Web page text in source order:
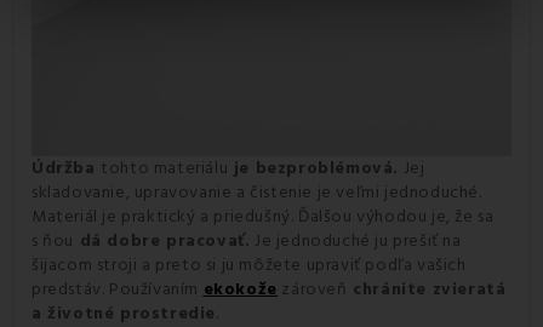
Údržba tohto materiálu je bezproblémová. Jej
skladovanie, upravovanie a čistenie je veľmi jednoduché.
Materiál je praktický a priedušný. Ďalšou výhodou je, že sa
s ňou dá dobre pracovať. Je jednoduché ju prešiť na
šijacom stroji a preto si ju môžete upraviť podľa vašich
predstáv. Používaním ekokože zároveň chránite zvieratá
a životné prostredie.